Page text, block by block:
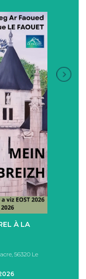
+
À LA
56320 Le